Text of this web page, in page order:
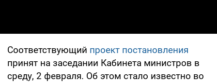
Соответствующий проект постановления
принят на заседании Кабинета министров в
среду, 2 февраля. Об этом стало известно во